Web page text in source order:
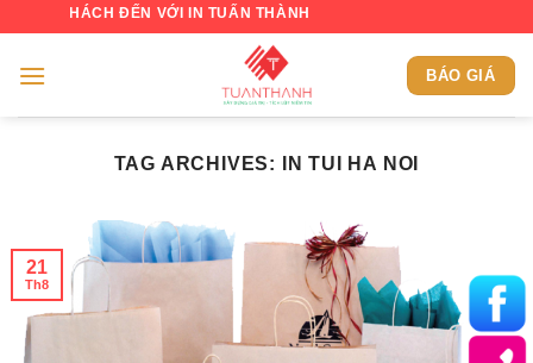
content
KHÁCH ĐẾN VỚI IN TUẤN THÀNH
BÁO GIÁ
TAG ARCHIVES: IN TUI HA NOI
21
Th8